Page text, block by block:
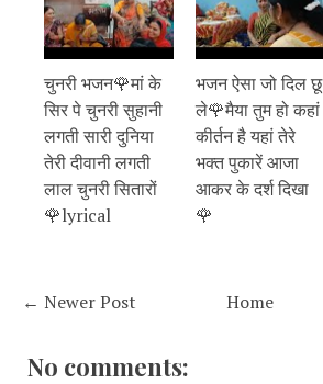
चुनरी भजन🌹मां के
सिर पे चुनरी सुहानी
लगती सारी दुनिया
तेरी दीवानी लगती
लाल चुनरी सितारों
🌹lyrical
भजन ऐसा जो दिल छू
ले🌹मैया तुम हो कहां
कीर्तन है यहां तेरे
भक्त पुकारें आजा
आकर के दर्श दिखा
🌹
← Newer Post Home
No comments: